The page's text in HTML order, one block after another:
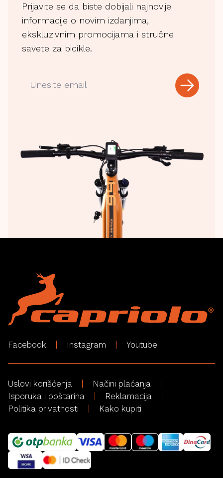
Prijavite se da biste dobijali najnovije
informacije o novim izdanjima,
ekskluzivnim promocijama i stručne
savete za bicikle.
Facebook Instagram Youtube
Uslovi korišćenja
Načini plaćanja
Isporuka i poštarina
Reklamacija
Politika privatnosti
Kako kupiti